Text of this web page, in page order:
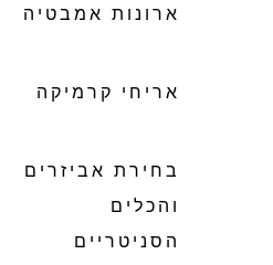
ארונות אמבטיה
אריחי קרמיקה
בחירת אביזרים
והכלים
הסניטריים